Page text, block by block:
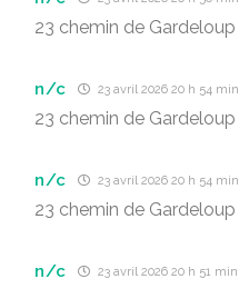
23 chemin de Gardeloup
n/c 23 avril 2026 20 h 54 min
23 chemin de Gardeloup
n/c 23 avril 2026 20 h 54 min
23 chemin de Gardeloup
n/c 23 avril 2026 20 h 51 min